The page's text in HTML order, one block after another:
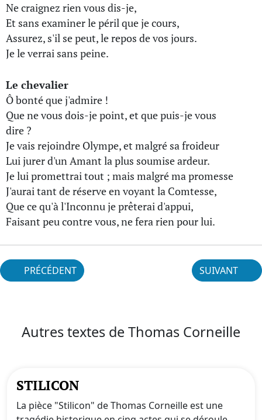
Ne craignez rien vous dis-je,
Et sans examiner le péril que je cours,
Assurez, s'il se peut, le repos de vos jours.
Je le verrai sans peine.
Le chevalier
Ô bonté que j'admire !
Que ne vous dois-je point, et que puis-je vous
dire ?
Je vais rejoindre Olympe, et malgré sa froideur
Lui jurer d'un Amant la plus soumise ardeur.
Je lui promettrai tout ; mais malgré ma promesse
J'aurai tant de réserve en voyant la Comtesse,
Que ce qu'à l'Inconnu je prêterai d'appui,
Faisant peu contre vous, ne fera rien pour lui.
PRÉCÉDENT SUIVANT
Autres textes de Thomas Corneille
STILICON
La pièce "Stilicon" de Thomas Corneille est une